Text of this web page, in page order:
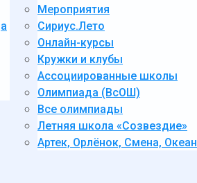
Мероприятия
Сириус.Лето
Онлайн-курсы
Кружки и клубы
Ассоциированные школы
Олимпиада (ВсОШ)
Все олимпиады
Летняя школа «Созвездие»
Артек, Орлёнок, Смена, Океан